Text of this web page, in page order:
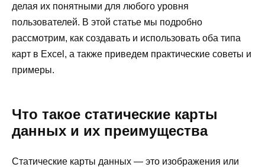
делая их понятными для любого уровня
пользователей. В этой статье мы подробно
рассмотрим, как создавать и использовать оба типа
карт в Excel, а также приведем практические советы и
примеры.
Что такое статические карты
данных и их преимущества
Статические карты данных — это изображения или